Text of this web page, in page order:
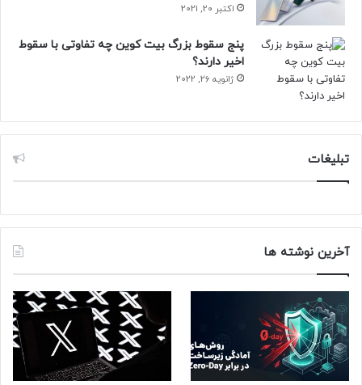
اکتبر 20, 2021
پنج سقوط بزرگ بیت کوین چه تفاوتی با سقوط
اخیر دارند؟
ژانویه 26, 2022
تبلیغات
آخرین نوشته ها